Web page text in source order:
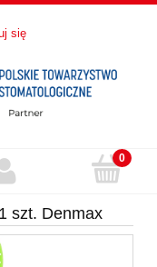
się
szt. Denmax